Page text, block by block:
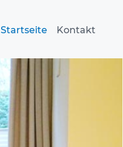
Startseite Kontakt